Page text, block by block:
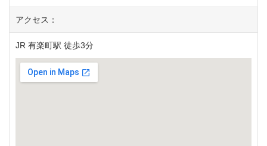
アクセス：
JR 有楽町駅 徒歩3分